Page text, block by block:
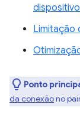
Limitação
Ponto
da conexãono